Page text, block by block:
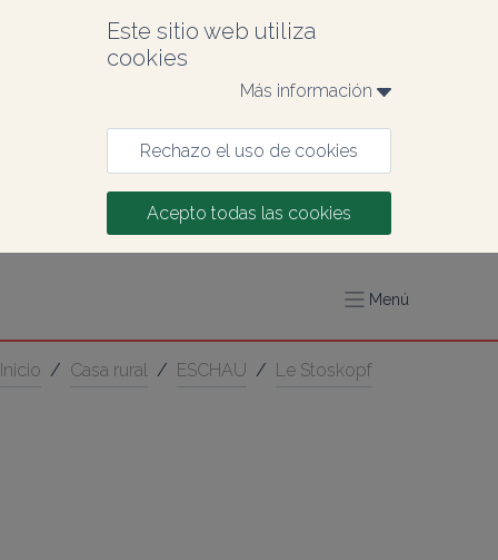
Este sitio web utiliza
cookies
Más información
Rechazo el uso de cookies
Acepto todas las cookies
Menú
Inicio / Casa rural / ESCHAU / Le Stoskopf